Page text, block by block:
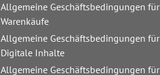
Allgemeine Geschäftsbedingungen für
Warenkäufe
Allgemeine Geschäftsbedingungen für
Digitale Inhalte
Allgemeine Geschäftsbedingungen für